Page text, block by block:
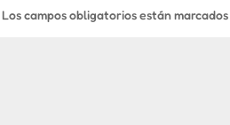
Los campos obligatorios están